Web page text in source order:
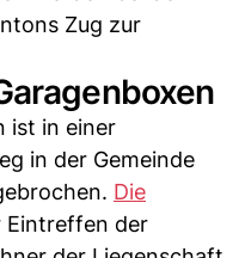
Zug zur
ist in einer
in der Gemeinde
Die
Eintreffen der